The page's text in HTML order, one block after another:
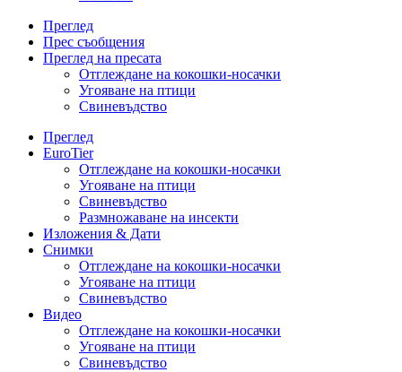
Преглед
Прес съобщения
Преглед на пресата
Отглеждане на кокошки-носачки
Угояване на птици
Свиневъдство
Преглед
EuroTier
Отглеждане на кокошки-носачки
Угояване на птици
Свиневъдство
Размножаване на инсекти
Изложения & Дати
Снимки
Отглеждане на кокошки-носачки
Угояване на птици
Свиневъдство
Видео
Отглеждане на кокошки-носачки
Угояване на птици
Свиневъдство